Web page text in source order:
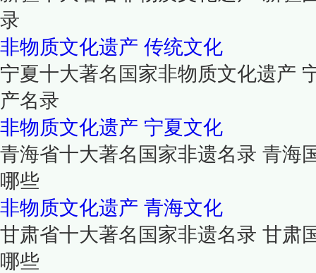
录
非物质文化遗产 传统文化
宁夏十大著名国家非物质文化遗产
产名录
非物质文化遗产 宁夏文化
青海省十大著名国家非遗名录 青海
哪些
非物质文化遗产 青海文化
甘肃省十大著名国家非遗名录 甘肃
哪些